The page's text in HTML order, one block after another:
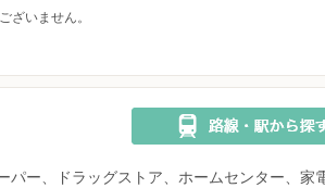
ざいません。
パー、ドラッグストア、ホームセンター、家